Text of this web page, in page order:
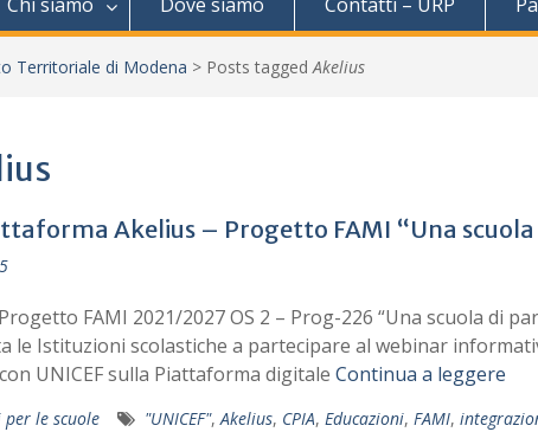
Territoriale di Modena > Posts taggedAkelius
Akelius – Progetto FAMI “Una
FAMI 2021/2027 OS 2 – Prog-226 “Una scuola di
le Istituzioni scolastiche a partecipare al webinar
UNICEF sulla Piattaforma digitale Continua a leggere
le scuole "UNICEF",Akelius, CPIA, Educazioni, FAMI,